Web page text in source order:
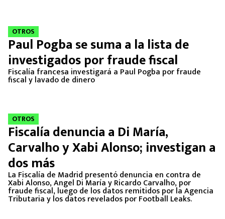
OTROS
Paul Pogba se suma a la lista de
investigados por fraude fiscal
Fiscalía francesa investigará a Paul Pogba por fraude
fiscal y lavado de dinero
OTROS
Fiscalía denuncia a Di María,
Carvalho y Xabi Alonso; investigan a
dos más
La Fiscalía de Madrid presentó denuncia en contra de
Xabi Alonso, Angel Di María y Ricardo Carvalho, por
fraude fiscal, luego de los datos remitidos por la Agencia
Tributaria y los datos revelados por Football Leaks.